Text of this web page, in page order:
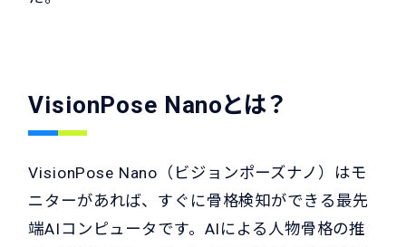
VisionPose Nanoとは？
VisionPose Nano（ビジョンポーズナノ）はモ
ニターがあれば、すぐに骨格検知ができる最先
端AIコンピュータです。AIによる人物骨格の推